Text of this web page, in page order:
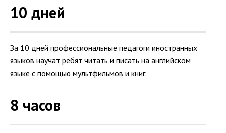
10 дней
За 10 дней профессиональные педагоги иностранных
языков научат ребят читать и писать на английском
языке с помощью мультфильмов и книг.
8 часов